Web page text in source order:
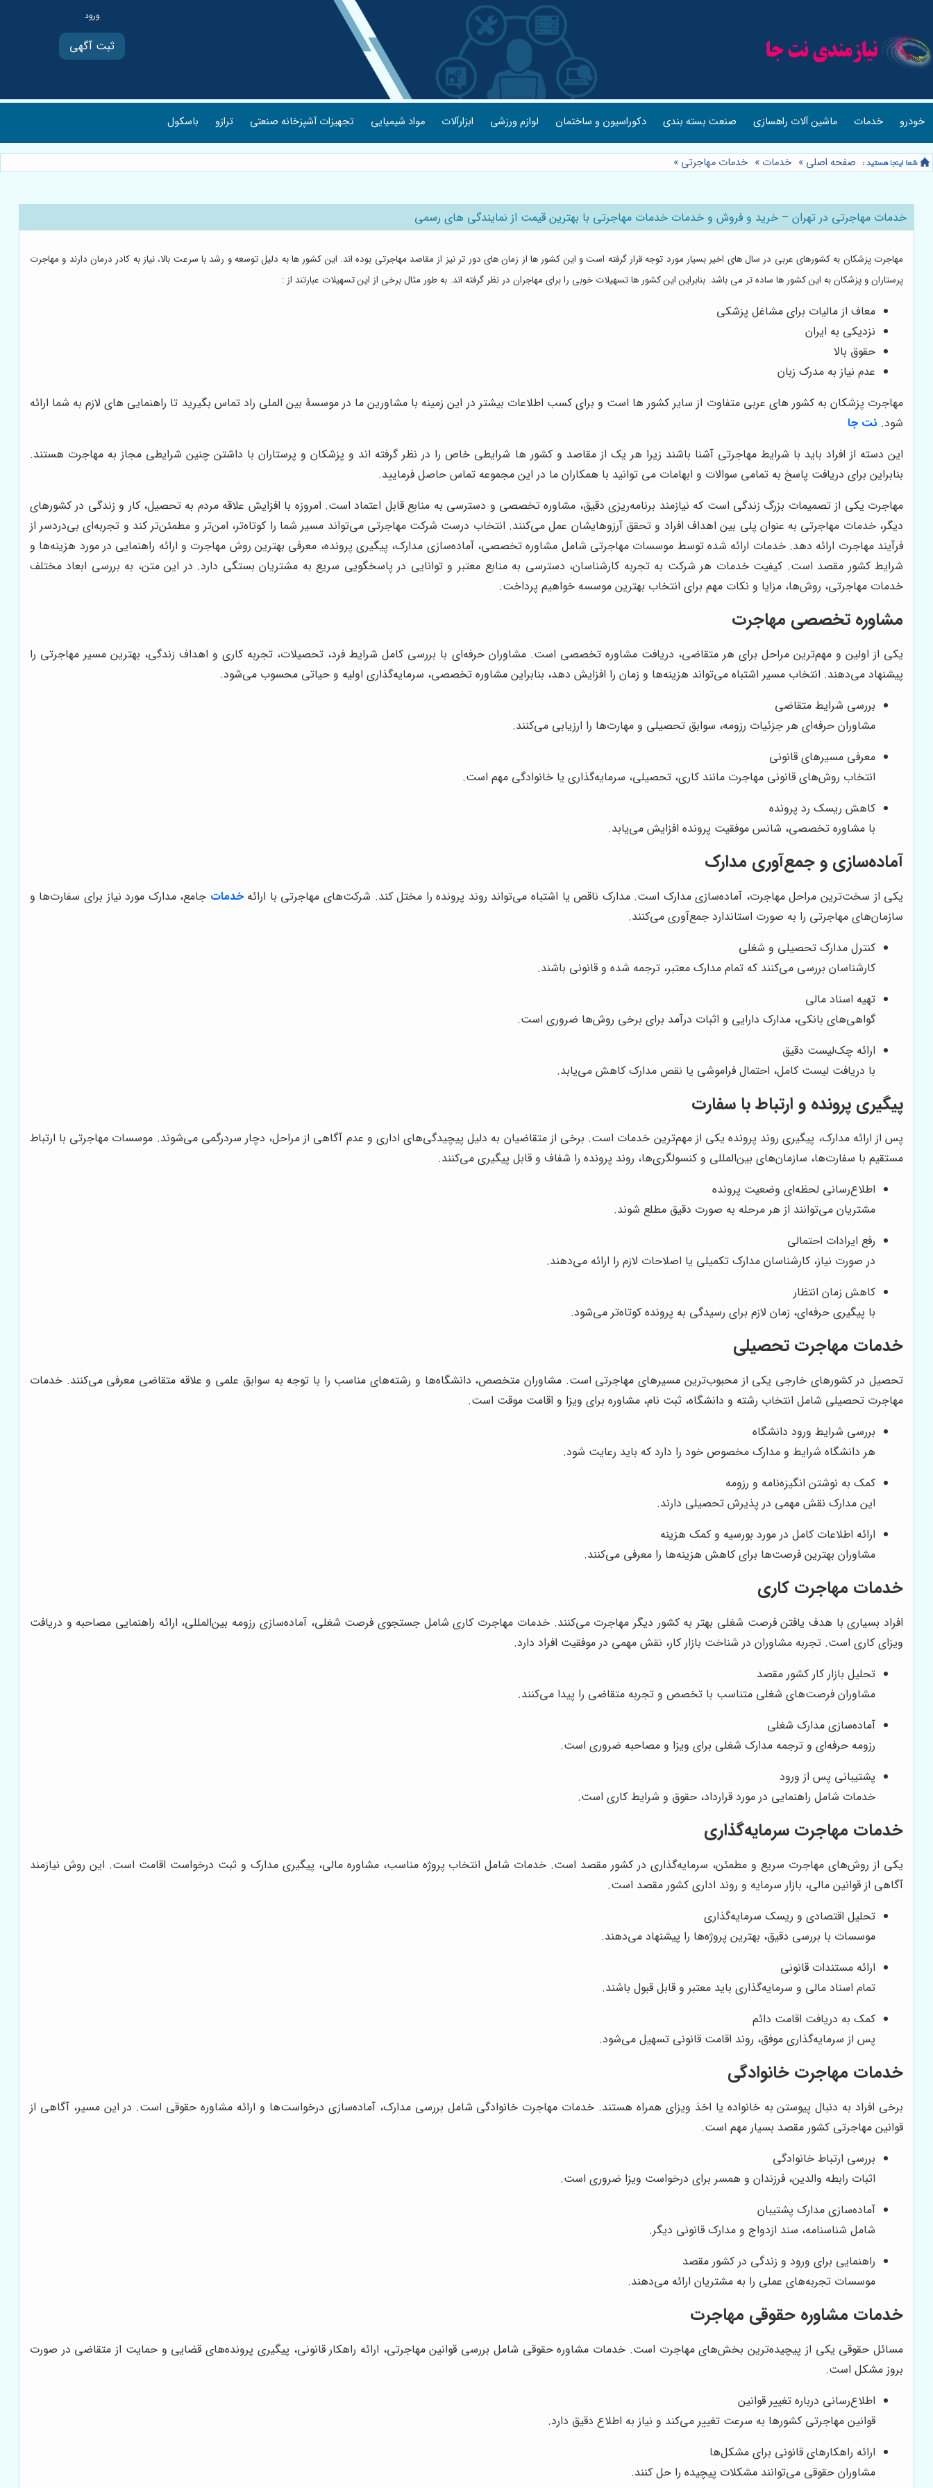
ثبت آگهی
خودرو خدمات ماشین آلات راهسازی صنعت بسته بندی دکوراسیون و ساختمان لوازم ورزشی ابزارآلات مواد شیمیایی تجهیزات آشپزخانه صنعتی ترازو باسکول
صفحه اصلی » خدمات » خدمات مهاجرتی »
خدمات مهاجرتی در تهران – خرید و فروش و خدمات خدمات مهاجرتی با بهترین قیمت از نمایندگی های رسمی
مهاجرت پزشکان به کشورهای عربی در سال های اخیر بسیار مورد توجه قرار گرفته است و این کشور ها از زمان های دور تر نیز از مقاصد مهاجرتی بوده اند. این کشور ها به دلیل توسعه و رشد با سرعت بالا، نیاز به کادر درمان دارند و مهاجرت
پرستاران و پزشکان به این کشور ها ساده تر می باشد. بنابراین این کشور ها تسهیلات خوبی را برای مهاجران در نظر گرفته اند. به طور مثال برخی از این تسهیلات عبارتند از :
معاف از مالیات برای مشاغل پزشکی
نزدیکی به ایران
حقوق بالا
عدم نیاز به مدرک زبان
مهاجرت پزشکان به کشور های عربی متفاوت از سایر کشور ها است و برای کسب اطلاعات بیشتر در این زمینه با مشاورین ما در موسسۀ بین الملی راد تماس بگیرید تا راهنمایی های لازم به شما ارائه
شود. نت جا
این دسته از افراد باید با شرایط مهاجرتی آشنا باشند زیرا هر یک از مقاصد و کشور ها شرایطی خاص را در نظر گرفته اند و پزشکان و پرستاران با داشتن چنین شرایطی مجاز به مهاجرت هستند.
بنابراین برای دریافت پاسخ به تمامی سوالات و ابهامات می توانید با همکاران ما در این مجموعه تماس حاصل فرمایید.
مهاجرت یکی از تصمیمات بزرگ زندگی است که نیازمند برنامه‌ریزی دقیق، مشاوره تخصصی و دسترسی به منابع قابل اعتماد است. امروزه با افزایش علاقه مردم به تحصیل، کار و زندگی در کشورهای
دیگر، خدمات مهاجرتی به عنوان پلی بین اهداف افراد و تحقق آرزوهایشان عمل می‌کنند. انتخاب درست شرکت مهاجرتی می‌تواند مسیر شما را کوتاه‌تر، امن‌تر و مطمئن‌تر کند و تجربه‌ای بی‌دردسر از
فرآیند مهاجرت ارائه دهد. خدمات ارائه شده توسط موسسات مهاجرتی شامل مشاوره تخصصی، آماده‌سازی مدارک، پیگیری پرونده، معرفی بهترین روش مهاجرت و ارائه راهنمایی در مورد هزینه‌ها و
شرایط کشور مقصد است. کیفیت خدمات هر شرکت به تجربه کارشناسان، دسترسی به منابع معتبر و توانایی در پاسخگویی سریع به مشتریان بستگی دارد. در این متن، به بررسی ابعاد مختلف
خدمات مهاجرتی، روش‌ها، مزایا و نکات مهم برای انتخاب بهترین موسسه خواهیم پرداخت.
مشاوره تخصصی مهاجرت
یکی از اولین و مهم‌ترین مراحل برای هر متقاضی، دریافت مشاوره تخصصی است. مشاوران حرفه‌ای با بررسی کامل شرایط فرد، تحصیلات، تجربه کاری و اهداف زندگی، بهترین مسیر مهاجرتی را
پیشنهاد می‌دهند. انتخاب مسیر اشتباه می‌تواند هزینه‌ها و زمان را افزایش دهد، بنابراین مشاوره تخصصی، سرمایه‌گذاری اولیه و حیاتی محسوب می‌شود.
بررسی شرایط متقاضی
مشاوران حرفه‌ای هر جزئیات رزومه، سوابق تحصیلی و مهارت‌ها را ارزیابی می‌کنند.
معرفی مسیرهای قانونی
انتخاب روش‌های قانونی مهاجرت مانند کاری، تحصیلی، سرمایه‌گذاری یا خانوادگی مهم است.
کاهش ریسک رد پرونده
با مشاوره تخصصی، شانس موفقیت پرونده افزایش می‌یابد.
آماده‌سازی و جمع‌آوری مدارک
یکی از سخت‌ترین مراحل مهاجرت، آماده‌سازی مدارک است. مدارک ناقص یا اشتباه می‌تواند روند پرونده را مختل کند. شرکت‌های مهاجرتی با ارائهخدمات جامع، مدارک مورد نیاز برای سفارت‌ها و
سازمان‌های مهاجرتی را به صورت استاندارد جمع‌آوری می‌کنند.
کنترل مدارک تحصیلی و شغلی
کارشناسان بررسی می‌کنند که تمام مدارک معتبر، ترجمه شده و قانونی باشند.
تهیه اسناد مالی
گواهی‌های بانکی، مدارک دارایی و اثبات درآمد برای برخی روش‌ها ضروری است.
ارائه چک‌لیست دقیق
با دریافت لیست کامل، احتمال فراموشی یا نقص مدارک کاهش می‌یابد.
پیگیری پرونده و ارتباط با سفارت
پس از ارائه مدارک، پیگیری روند پرونده یکی از مهم‌ترین خدمات است. برخی از متقاضیان به دلیل پیچیدگی‌های اداری و عدم آگاهی از مراحل، دچار سردرگمی می‌شوند. موسسات مهاجرتی با ارتباط
مستقیم با سفارت‌ها، سازمان‌های بین‌المللی و کنسولگری‌ها، روند پرونده را شفاف و قابل پیگیری می‌کنند.
اطلاع‌رسانی لحظه‌ای وضعیت پرونده
مشتریان می‌توانند از هر مرحله به صورت دقیق مطلع شوند.
رفع ایرادات احتمالی
در صورت نیاز، کارشناسان مدارک تکمیلی یا اصلاحات لازم را ارائه می‌دهند.
کاهش زمان انتظار
با پیگیری حرفه‌ای، زمان لازم برای رسیدگی به پرونده کوتاه‌تر می‌شود.
خدمات مهاجرت تحصیلی
تحصیل در کشورهای خارجی یکی از محبوب‌ترین مسیرهای مهاجرتی است. مشاوران متخصص، دانشگاه‌ها و رشته‌های مناسب را با توجه به سوابق علمی و علاقه متقاضی معرفی می‌کنند. خدمات
مهاجرت تحصیلی شامل انتخاب رشته و دانشگاه، ثبت نام، مشاوره برای ویزا و اقامت موقت است.
بررسی شرایط ورود دانشگاه
هر دانشگاه شرایط و مدارک مخصوص خود را دارد که باید رعایت شود.
کمک به نوشتن انگیزه‌نامه و رزومه
این مدارک نقش مهمی در پذیرش تحصیلی دارند.
ارائه اطلاعات کامل در مورد بورسیه و کمک هزینه
مشاوران بهترین فرصت‌ها برای کاهش هزینه‌ها را معرفی می‌کنند.
خدمات مهاجرت کاری
افراد بسیاری با هدف یافتن فرصت شغلی بهتر به کشور دیگر مهاجرت می‌کنند. خدمات مهاجرت کاری شامل جستجوی فرصت شغلی، آماده‌سازی رزومه بین‌المللی، ارائه راهنمایی مصاحبه و دریافت
ویزای کاری است. تجربه مشاوران در شناخت بازار کار، نقش مهمی در موفقیت افراد دارد.
تحلیل بازار کار کشور مقصد
مشاوران فرصت‌های شغلی متناسب با تخصص و تجربه متقاضی را پیدا می‌کنند.
آماده‌سازی مدارک شغلی
رزومه حرفه‌ای و ترجمه مدارک شغلی برای ویزا و مصاحبه ضروری است.
پشتیبانی پس از ورود
خدمات شامل راهنمایی در مورد قرارداد، حقوق و شرایط کاری است.
خدمات مهاجرت سرمایه‌گذاری
یکی از روش‌های مهاجرت سریع و مطمئن، سرمایه‌گذاری در کشور مقصد است. خدمات شامل انتخاب پروژه مناسب، مشاوره مالی، پیگیری مدارک و ثبت درخواست اقامت است. این روش نیازمند
آگاهی از قوانین مالی، بازار سرمایه و روند اداری کشور مقصد است.
تحلیل اقتصادی و ریسک سرمایه‌گذاری
موسسات با بررسی دقیق، بهترین پروژه‌ها را پیشنهاد می‌دهند.
ارائه مستندات قانونی
تمام اسناد مالی و سرمایه‌گذاری باید معتبر و قابل قبول باشند.
کمک به دریافت اقامت دائم
پس از سرمایه‌گذاری موفق، روند اقامت قانونی تسهیل می‌شود.
خدمات مهاجرت خانوادگی
برخی افراد به دنبال پیوستن به خانواده یا اخذ ویزای همراه هستند. خدمات مهاجرت خانوادگی شامل بررسی مدارک، آماده‌سازی درخواست‌ها و ارائه مشاوره حقوقی است. در این مسیر، آگاهی از
قوانین مهاجرتی کشور مقصد بسیار مهم است.
بررسی ارتباط خانوادگی
اثبات رابطه والدین، فرزندان و همسر برای درخواست ویزا ضروری است.
آماده‌سازی مدارک پشتیبان
شامل شناسنامه، سند ازدواج و مدارک قانونی دیگر.
راهنمایی برای ورود و زندگی در کشور مقصد
موسسات تجربه‌های عملی را به مشتریان ارائه می‌دهند.
خدمات مشاوره حقوقی مهاجرت
مسائل حقوقی یکی از پیچیده‌ترین بخش‌های مهاجرت است. خدمات مشاوره حقوقی شامل بررسی قوانین مهاجرتی، ارائه راهکار قانونی، پیگیری پرونده‌های قضایی و حمایت از متقاضی در صورت
بروز مشکل است.
اطلاع‌رسانی درباره تغییر قوانین
قوانین مهاجرتی کشورها به سرعت تغییر می‌کند و نیاز به اطلاع دقیق دارد.
ارائه راهکارهای قانونی برای مشکل‌ها
مشاوران حقوقی می‌توانند مشکلات پیچیده را حل کنند.